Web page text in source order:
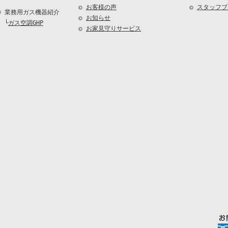
業務用ガス機器紹介
└ガス空調GHP
お客様の声
お知らせ
お家見守りサービス
スタッフ